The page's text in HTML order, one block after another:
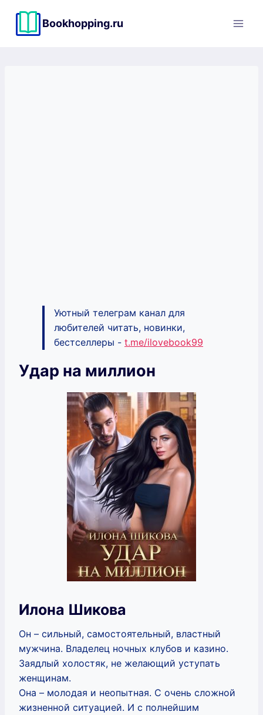
содержимому
Bookhopping.ru
Уютный телеграм канал для
любителей читать, новинки,
бестселлеры - t.me/ilovebook99
Удар на миллион
Илона Шикова
Он – сильный, самостоятельный, властный
мужчина. Владелец ночных клубов и казино.
Заядлый холостяк, не желающий уступать
женщинам.
Она – молодая и неопытная. С очень сложной
жизненной ситуацией. И с полнейшим